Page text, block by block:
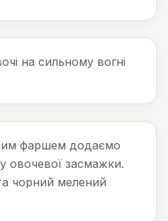
на сильному вогні
фаршем додаємо
овочевої засмажки.
чорний мелений